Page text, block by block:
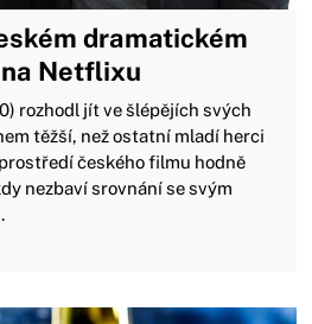
dramatickém
Netflixu
rozhodl jít ve šlépějích svých
těžší, než ostatní mladí herci
českého filmu hodně
nezbaví srovnání se svým